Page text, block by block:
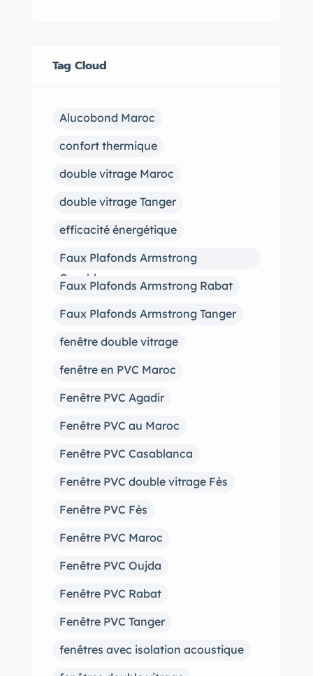
Tag Cloud
Alucobond Maroc
confort thermique
double vitrage Maroc
double vitrage Tanger
efficacité énergétique
Faux Plafonds Armstrong
Casablanca
Faux Plafonds Armstrong Rabat
Faux Plafonds Armstrong Tanger
fenêtre double vitrage
fenêtre en PVC Maroc
Fenêtre PVC Agadir
Fenêtre PVC au Maroc
Fenêtre PVC Casablanca
Fenêtre PVC double vitrage Fès
Fenêtre PVC Fès
Fenêtre PVC Maroc
Fenêtre PVC Oujda
Fenêtre PVC Rabat
Fenêtre PVC Tanger
fenêtres avec isolation acoustique